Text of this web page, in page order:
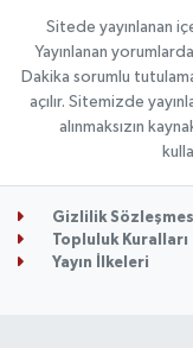
Sitede yayınlanan
Yayınlanan
Dakika sorumlu
açılır. Sitemizde
alınmaksızın
Gizlilik
Topluluk Kuralları
Yayın İlkeleri